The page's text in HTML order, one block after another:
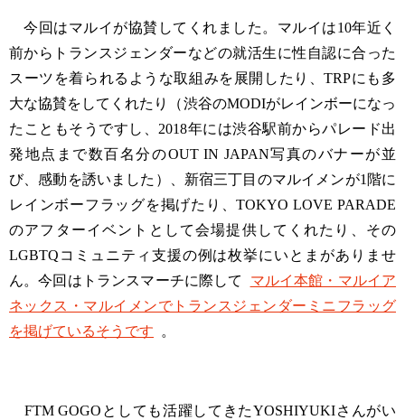
今回はマルイが協賛してくれました。マルイは10年近く
前からトランスジェンダーなどの就活生に性自認に合った
スーツを着られるような取組みを展開したり、TRPにも多
大な協賛をしてくれたり（渋谷のMODIがレインボーになっ
たこともそうですし、2018年には渋谷駅前からパレード出
発地点まで数百名分のOUT IN JAPAN写真のバナーが並
び、感動を誘いました）、新宿三丁目のマルイメンが1階に
レインボーフラッグを掲げたり、TOKYO LOVE PARADE
のアフターイベントとして会場提供してくれたり、その
LGBTQコミュニティ支援の例は枚挙にいとまがありませ
ん。今回はトランスマーチに際して
マルイ本館・マルイア
ネックス・マルイメンでトランスジェンダーミニフラッグ
を掲げているそうです
。
FTM GOGOとしても活躍してきたYOSHIYUKIさんがい